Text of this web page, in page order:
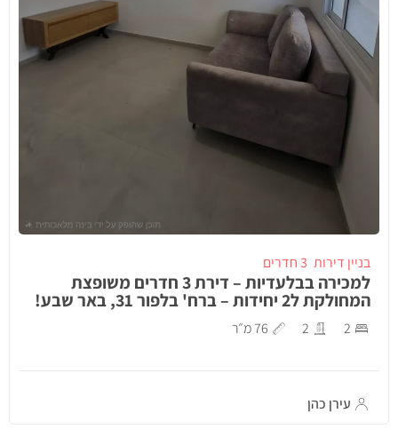
בניין דירות 3 חדרים
למכירה בבלעדיות – דירת 3 חדרים משופצת
המחולקת ל2 יחידות – ברח' בלפור 31, באר שבע!
2
2 76 מ״ר
עירן כהן